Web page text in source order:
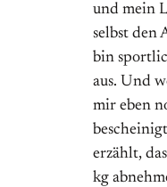
und mein
selbst den
bin
aus. Und
mir eben
erzählt,
kg